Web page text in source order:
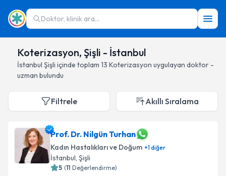
Doktor, klinik ara...
Koterizasyon, Şişli - İstanbul
İstanbul Şişli içinde toplam 13 Koterizasyon uygulayan doktor -
uzman bulundu
Filtrele Akıllı Sıralama
Prof. Dr. Nilgün Turhan
Kadın Hastalıkları ve Doğum +1diğer
İstanbul, Şişli
5 (11 Değerlendirme)